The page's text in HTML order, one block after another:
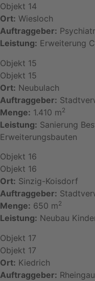
Objekt 14
Ort: Wiesloch
Auftraggeber:
Leistung: Erweiterung
Objekt 15
Objekt 15
Ort: Neubulach
Auftraggeber:
Menge: 1.410 m2
Leistung: Sanierung
Erweiterungsbauten
Objekt 16
Objekt 16
Ort: Sinzig-Koisdorf
Auftraggeber:
Menge: 650 m2
Leistung: Neubau
Objekt 17
Objekt 17
Ort: Kiedrich
Auftraggeber: